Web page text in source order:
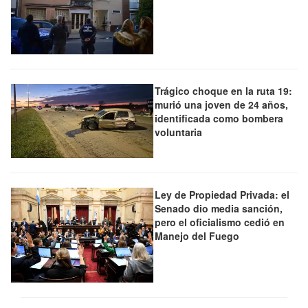
Trágico choque en la ruta 19:
murió una joven de 24 años,
identificada como bombera
voluntaria
Ley de Propiedad Privada: el
Senado dio media sanción,
pero el oficialismo cedió en
Manejo del Fuego